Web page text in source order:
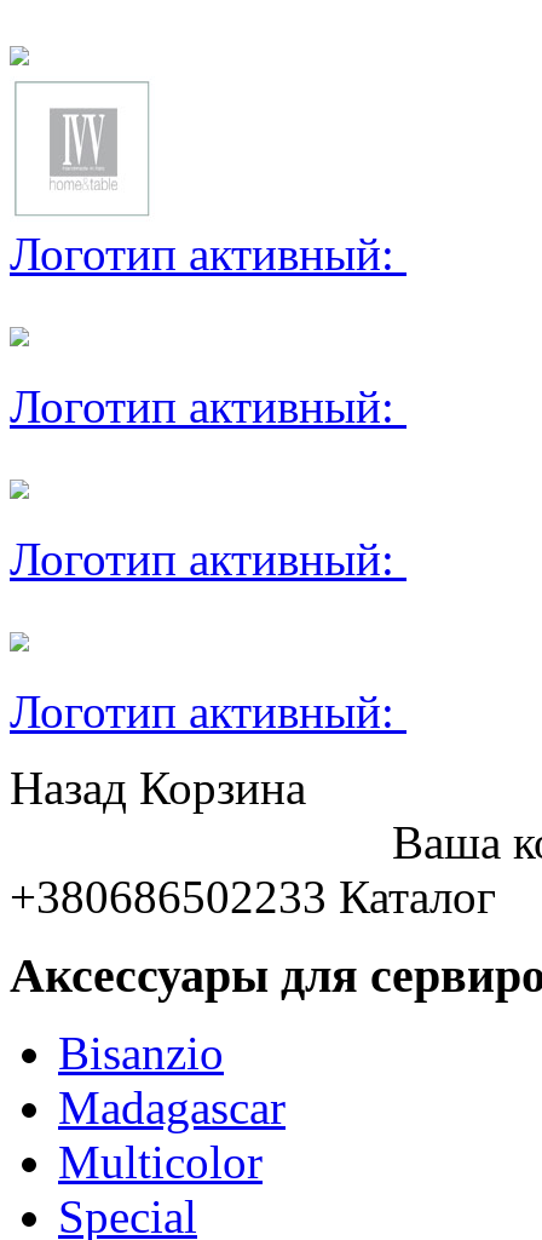
Логотип активный:
Логотип активный:
Логотип активный:
Логотип активный:
Назад Корзина
Ваша
+380686502233 Каталог
Аксессуары для
Bisanzio
Madagascar
Multicolor
Special